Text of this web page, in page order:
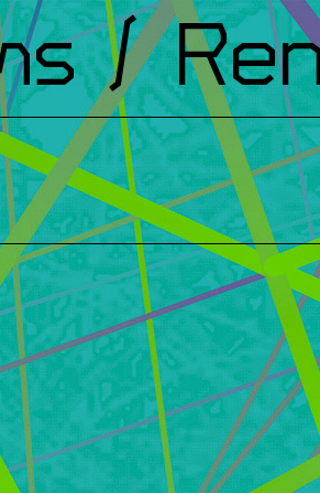
/